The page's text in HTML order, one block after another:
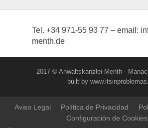
Tel. +34 971-55 93 77 – email:
menth.de
2017 © Anwaltskanzlei Menth -
built by
Aviso Legal Política de Privacidad
Configuración de Cookies